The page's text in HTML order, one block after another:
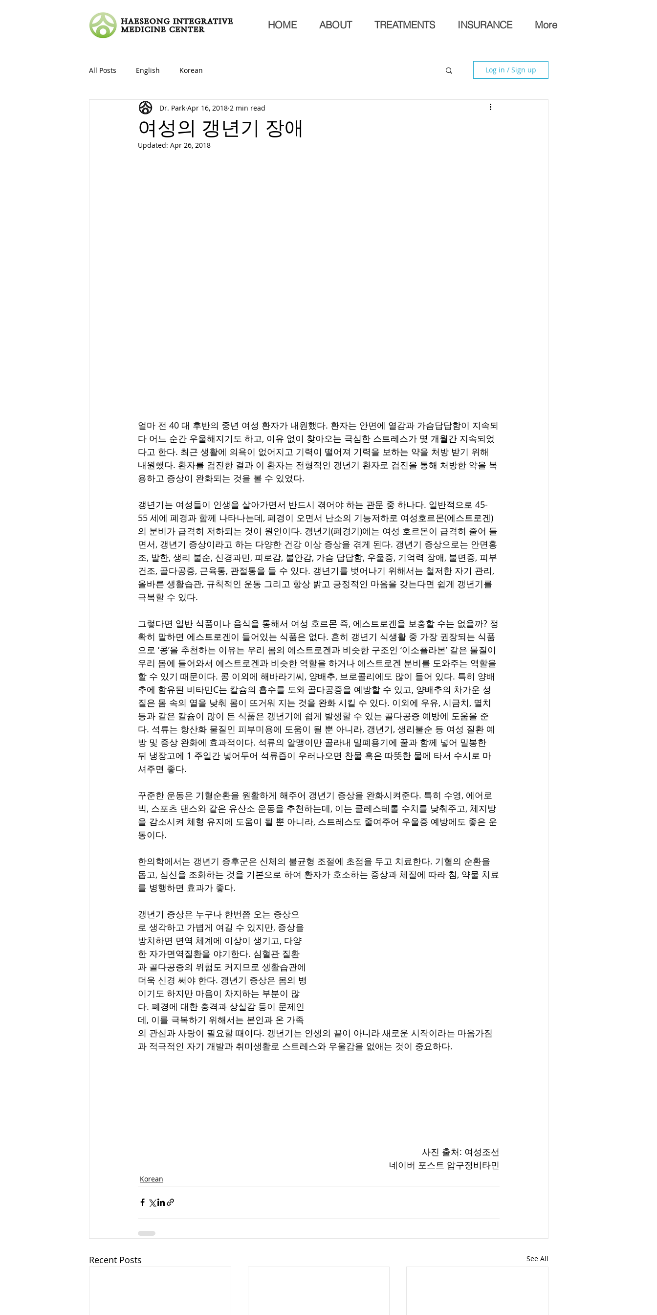
HOME ABOUT TREATMENTS INSURANCE More
All Posts English Korean Log in / Sign up
여성의 갱년기 장애
Dr. Park Apr 16, 2018 2 min read
Updated: Apr 26, 2018
얼마 전 40 대 후반의 중년 여성 환자가 내원했다. 환자는 안면에 열감과 가슴답답함이 지속되
다 어느 순간 우울해지기도 하고, 이유 없이 찾아오는 극심한 스트레스가 몇 개월간 지속되었
다고 한다. 최근 생활에 의욕이 없어지고 기력이 떨어져 기력을 보하는 약을 처방 받기 위해
내원했다. 환자를 검진한 결과 이 환자는 전형적인 갱년기 환자로 검진을 통해 처방한 약을 복
용하고 증상이 완화되는 것을 볼 수 있었다.
갱년기는 여성들이 인생을 살아가면서 반드시 겪어야 하는 관문 중 하나다. 일반적으로 45-
55 세에 폐경과 함께 나타나는데, 폐경이 오면서 난소의 기능저하로 여성호르몬(에스트로겐)
의 분비가 급격히 저하되는 것이 원인이다. 갱년기(폐경기)에는 여성 호르몬이 급격히 줄어 들
면서, 갱년기 증상이라고 하는 다양한 건강 이상 증상을 겪게 된다. 갱년기 증상으로는 안면홍
조, 발한, 생리 불순, 신경과민, 피로감, 불안감, 가슴 답답함, 우울증, 기억력 장애, 불면증, 피부
건조, 골다공증, 근육통, 관절통을 들 수 있다. 갱년기를 벗어나기 위해서는 철저한 자기 관리,
올바른 생활습관, 규칙적인 운동 그리고 항상 밝고 긍정적인 마음을 갖는다면 쉽게 갱년기를
극복할 수 있다.
그렇다면 일반 식품이나 음식을 통해서 여성 호르몬 즉, 에스트로겐을 보충할 수는 없을까? 정
확히 말하면 에스트로겐이 들어있는 식품은 없다. 흔히 갱년기 식생활 중 가장 권장되는 식품
으로 ‘콩’을 추천하는 이유는 우리 몸의 에스트로겐과 비슷한 구조인 ‘이소플라본’ 같은 물질이
우리 몸에 들어와서 에스트로겐과 비슷한 역할을 하거나 에스트로겐 분비를 도와주는 역할을
할 수 있기 때문이다. 콩 이외에 해바라기씨, 양배추, 브로콜리에도 많이 들어 있다. 특히 양배
추에 함유된 비타민C는 칼슘의 흡수를 도와 골다공증을 예방할 수 있고, 양배추의 차가운 성
질은 몸 속의 열을 낮춰 몸이 뜨거워 지는 것을 완화 시킬 수 있다. 이외에 우유, 시금치, 멸치
등과 같은 칼슘이 많이 든 식품은 갱년기에 쉽게 발생할 수 있는 골다공증 예방에 도움을 준
다. 석류는 항산화 물질인 피부미용에 도움이 될 뿐 아니라, 갱년기, 생리불순 등 여성 질환 예
방 및 증상 완화에 효과적이다. 석류의 알맹이만 골라내 밀폐용기에 꿀과 함께 넣어 밀봉한
뒤 냉장고에 1 주일간 넣어두어 석류즙이 우러나오면 찬물 혹은 따뜻한 물에 타서 수시로 마
셔주면 좋다.
꾸준한 운동은 기혈순환을 원활하게 해주어 갱년기 증상을 완화시켜준다. 특히 수영, 에어로
빅, 스포츠 댄스와 같은 유산소 운동을 추천하는데, 이는 콜레스테롤 수치를 낮춰주고, 체지방
을 감소시켜 체형 유지에 도움이 될 뿐 아니라, 스트레스도 줄여주어 우울증 예방에도 좋은 운
동이다.
한의학에서는 갱년기 증후군은 신체의 불균형 조절에 초점을 두고 치료한다. 기혈의 순환을
돕고, 심신을 조화하는 것을 기본으로 하여 환자가 호소하는 증상과 체질에 따라 침, 약물 치료
를 병행하면 효과가 좋다.
갱년기 증상은 누구나 한번쯤 오는 증상으
로 생각하고 가볍게 여길 수 있지만, 증상을
방치하면 면역 체계에 이상이 생기고, 다양
한 자가면역질환을 야기한다. 심혈관 질환
과 골다공증의 위험도 커지므로 생활습관에
더욱 신경 써야 한다. 갱년기 증상은 몸의 병
이기도 하지만 마음이 차지하는 부분이 많
다. 폐경에 대한 충격과 상실감 등이 문제인
데, 이를 극복하기 위해서는 본인과 온 가족
의 관심과 사랑이 필요할 때이다. 갱년기는 인생의 끝이 아니라 새로운 시작이라는 마음가짐
과 적극적인 자기 개발과 취미생활로 스트레스와 우울감을 없애는 것이 중요하다.
사진 출처: 여성조선
네이버 포스트 압구정비타민
Korean
Recent Posts See All